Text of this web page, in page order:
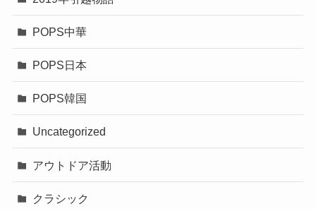
POPS中華
POPS日本
POPS韓国
Uncategorized
アウトドア活動
クラシック